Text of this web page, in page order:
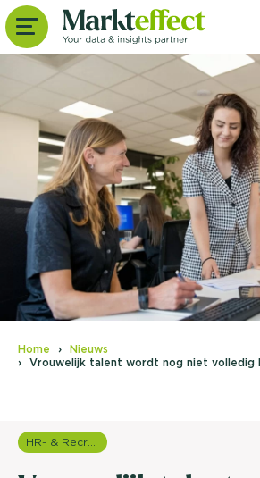
Home
Nieuws
Vrouwelijk talent wordt nog niet volledig